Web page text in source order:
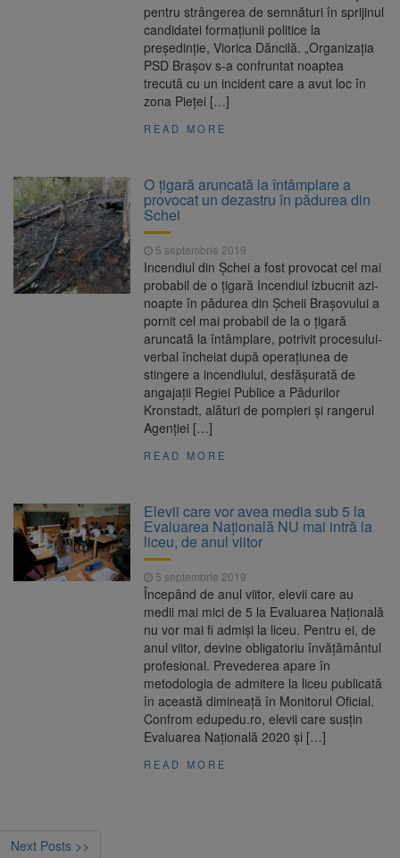
pentru strângerea de semnături în sprijinul
candidatei formaţiunii politice la
preşedinţie, Viorica Dăncilă. „Organizaţia
PSD Braşov s-a confruntat noaptea
trecută cu un incident care a avut loc în
zona Pieţei […]
READ MORE
O țigară aruncată la întâmplare a
provocat un dezastru în pădurea din
Schei
5 septembrie 2019
Incendiul din Șchei a fost provocat cel mai
probabil de o țigară Incendiul izbucnit azi-
noapte în pădurea din Șcheii Brașovului a
pornit cel mai probabil de la o țigară
aruncată la întâmplare, potrivit procesului-
verbal încheiat după operațiunea de
stingere a incendiului, desfășurată de
angajații Regiei Publice a Pădurilor
Kronstadt, alături de pompieri și rangerul
Agenției […]
READ MORE
Elevii care vor avea media sub 5 la
Evaluarea Naţională NU mai intră la
liceu, de anul viitor
5 septembrie 2019
Începând de anul viitor, elevii care au
medii mai mici de 5 la Evaluarea Naţională
nu vor mai fi admişi la liceu. Pentru ei, de
anul viitor, devine obligatoriu învățământul
profesional. Prevederea apare în
metodologia de admitere la liceu publicată
în această dimineață în Monitorul Oficial.
Confrom edupedu.ro, elevii care susțin
Evaluarea Națională 2020 și […]
READ MORE
Next Posts >>